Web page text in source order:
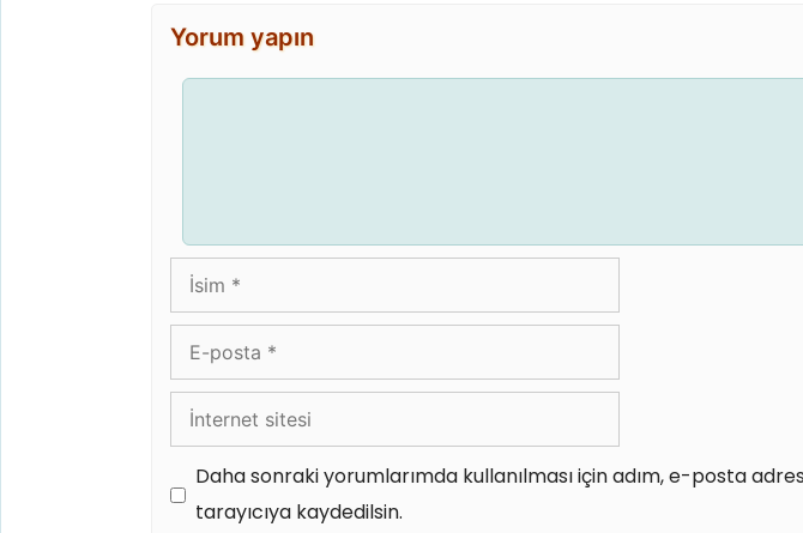
Yorum yapın
İsim
posta
İnternet
sitesi
Daha sonraki yorumlarımda kullanılması için adım, e-posta
tarayıcıya kaydedilsin.